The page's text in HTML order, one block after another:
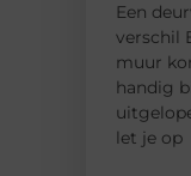
Een
verschil
muur
handig
let je op